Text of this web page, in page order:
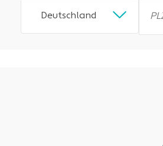
Deutschland